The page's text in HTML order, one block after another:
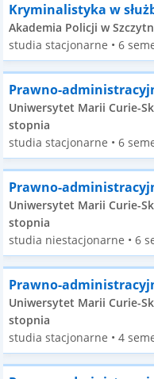
Kryminalistyka w
Akademia Policji w
studia stacjonarne • 6
Prawno-
Uniwersytet Marii Curie-
stopnia
studia stacjonarne • 6
Prawno-
Uniwersytet Marii Curie-
stopnia
studia niestacjonarne • 6
Prawno-
Uniwersytet Marii Curie-
stopnia
studia stacjonarne • 4